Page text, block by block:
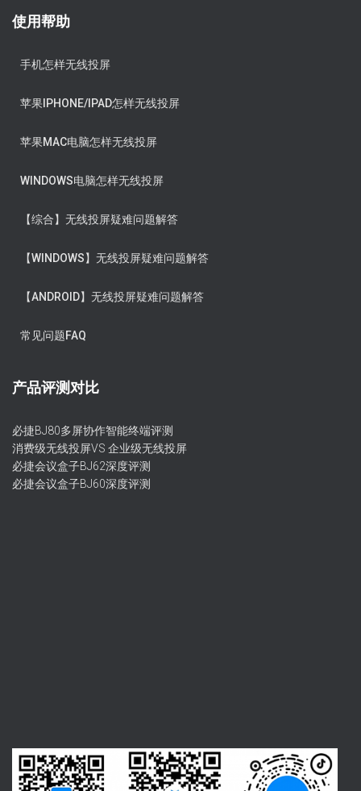
使用帮助
手机怎样无线投屏
苹果IPHONE/IPAD怎样无线投屏
苹果MAC电脑怎样无线投屏
WINDOWS电脑怎样无线投屏
【综合】无线投屏疑难问题解答
【WINDOWS】无线投屏疑难问题解答
【ANDROID】无线投屏疑难问题解答
常见问题FAQ
产品评测对比
必捷BJ80多屏协作智能终端评测
消费级无线投屏VS 企业级无线投屏
必捷会议盒子BJ62深度评测
必捷会议盒子BJ60深度评测